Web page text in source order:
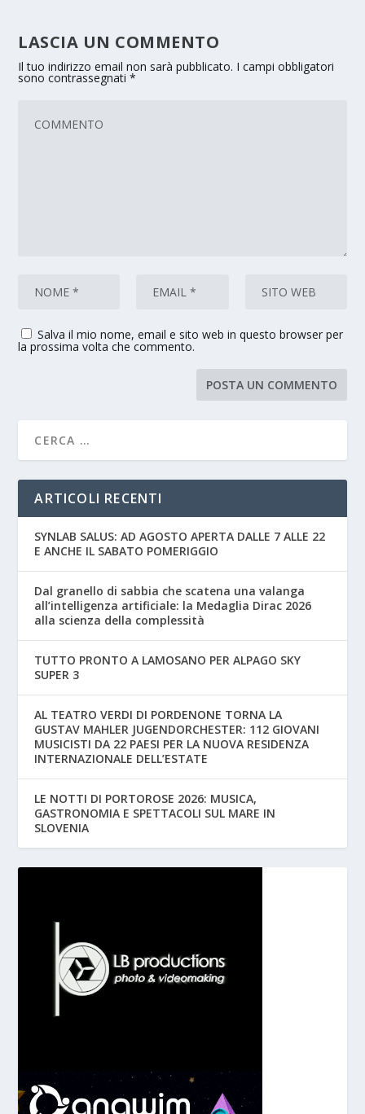
LASCIA UN COMMENTO
Il tuo indirizzo email non sarà pubblicato. I campi obbligatori
sono contrassegnati*
Salva il mio nome, email e sito web in questo browser per
la prossima volta che commento.
ARTICOLI RECENTI
SYNLAB SALUS: AD AGOSTO APERTA DALLE 7 ALLE 22
E ANCHE IL SABATO POMERIGGIO
Dal granello di sabbia che scatena una valanga
all’intelligenza artificiale: la Medaglia Dirac 2026
alla scienza della complessità
TUTTO PRONTO A LAMOSANO PER ALPAGO SKY
SUPER 3
AL TEATRO VERDI DI PORDENONE TORNA LA
GUSTAV MAHLER JUGENDORCHESTER: 112 GIOVANI
MUSICISTI DA 22 PAESI PER LA NUOVA RESIDENZA
INTERNAZIONALE DELL’ESTATE
LE NOTTI DI PORTOROSE 2026: MUSICA,
GASTRONOMIA E SPETTACOLI SUL MARE IN
SLOVENIA